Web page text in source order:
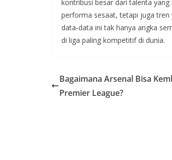
kontribusi besar dari talenta
performa sesaat, tetapi juga tren
data‑data ini tak hanya angka
di liga paling kompetitif di dunia.
Bagaimana Arsenal Bisa
Premier League?